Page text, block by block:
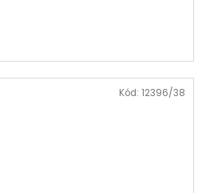
Kód: 12396/38